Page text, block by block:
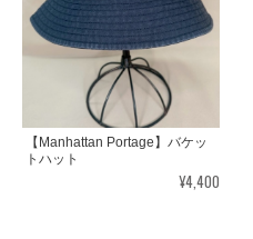
【Manhattan Portage】バケッ
トハット
¥4,400